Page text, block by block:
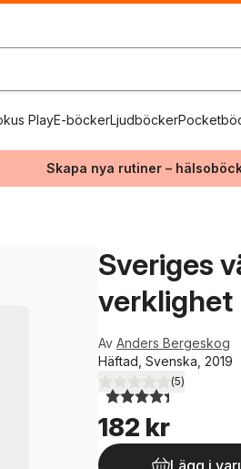
PlayE-böckerLjudböcker
Skapa nya rutiner –
Sveriges
verklighet
Av Anders Bergeskog
Häftad, Svenska, 2019
4,4utav 5 stjärnor.
(5)
182 kr
Lägg i